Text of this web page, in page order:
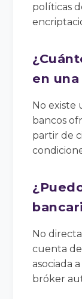
políticas
en
No existe
bancos
partir de
No
cuenta
asociada
bróker